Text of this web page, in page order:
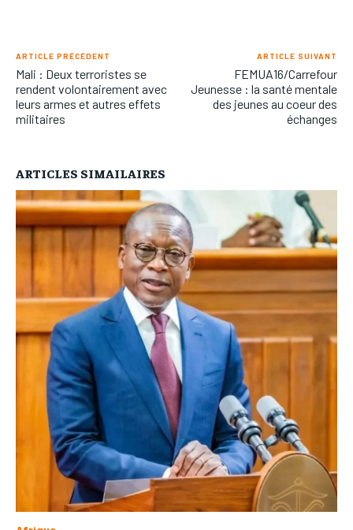
ARTICLE PRÉCÉDENT
Mali : Deux terroristes se
rendent volontairement avec
leurs armes et autres effets
militaires
ARTICLE SUIVANT
FEMUA16/Carrefour
Jeunesse : la santé mentale
des jeunes au coeur des
échanges
ARTICLES SIMAILAIRES